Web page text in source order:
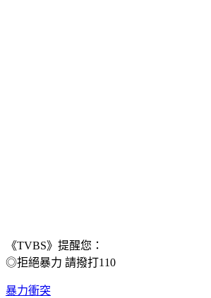
《TVBS》提醒您：
◎拒絕暴力 請撥打110
暴力衝突